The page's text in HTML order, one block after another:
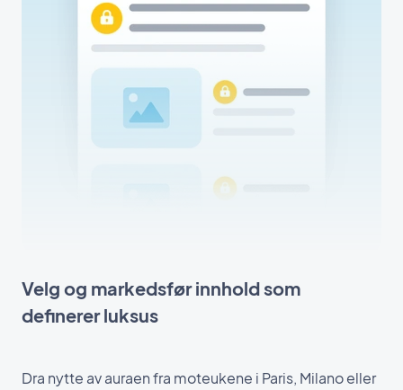
Velg og markedsfør innhold som
definerer luksus
Dra nytte av auraen fra moteukene i Paris, Milano eller